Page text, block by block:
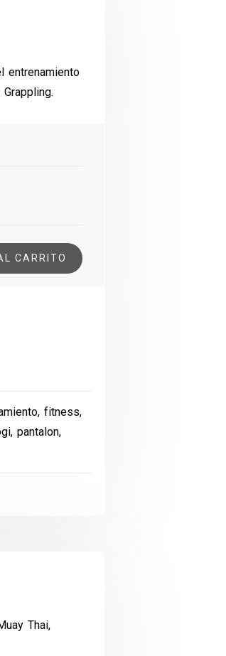
entrenamiento
CARRITO
,fitness,
,pantalon,
Thai,